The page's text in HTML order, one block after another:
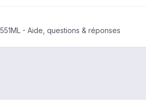
- Aide, questions & réponses